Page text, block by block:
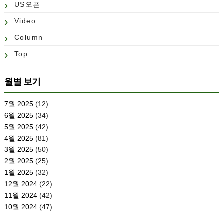
US오픈
Video
Column
Top
월별 보기
7월 2025(12)
6월 2025(34)
5월 2025(42)
4월 2025(81)
3월 2025(50)
2월 2025(25)
1월 2025(32)
12월 2024(22)
11월 2024(42)
10월 2024(47)